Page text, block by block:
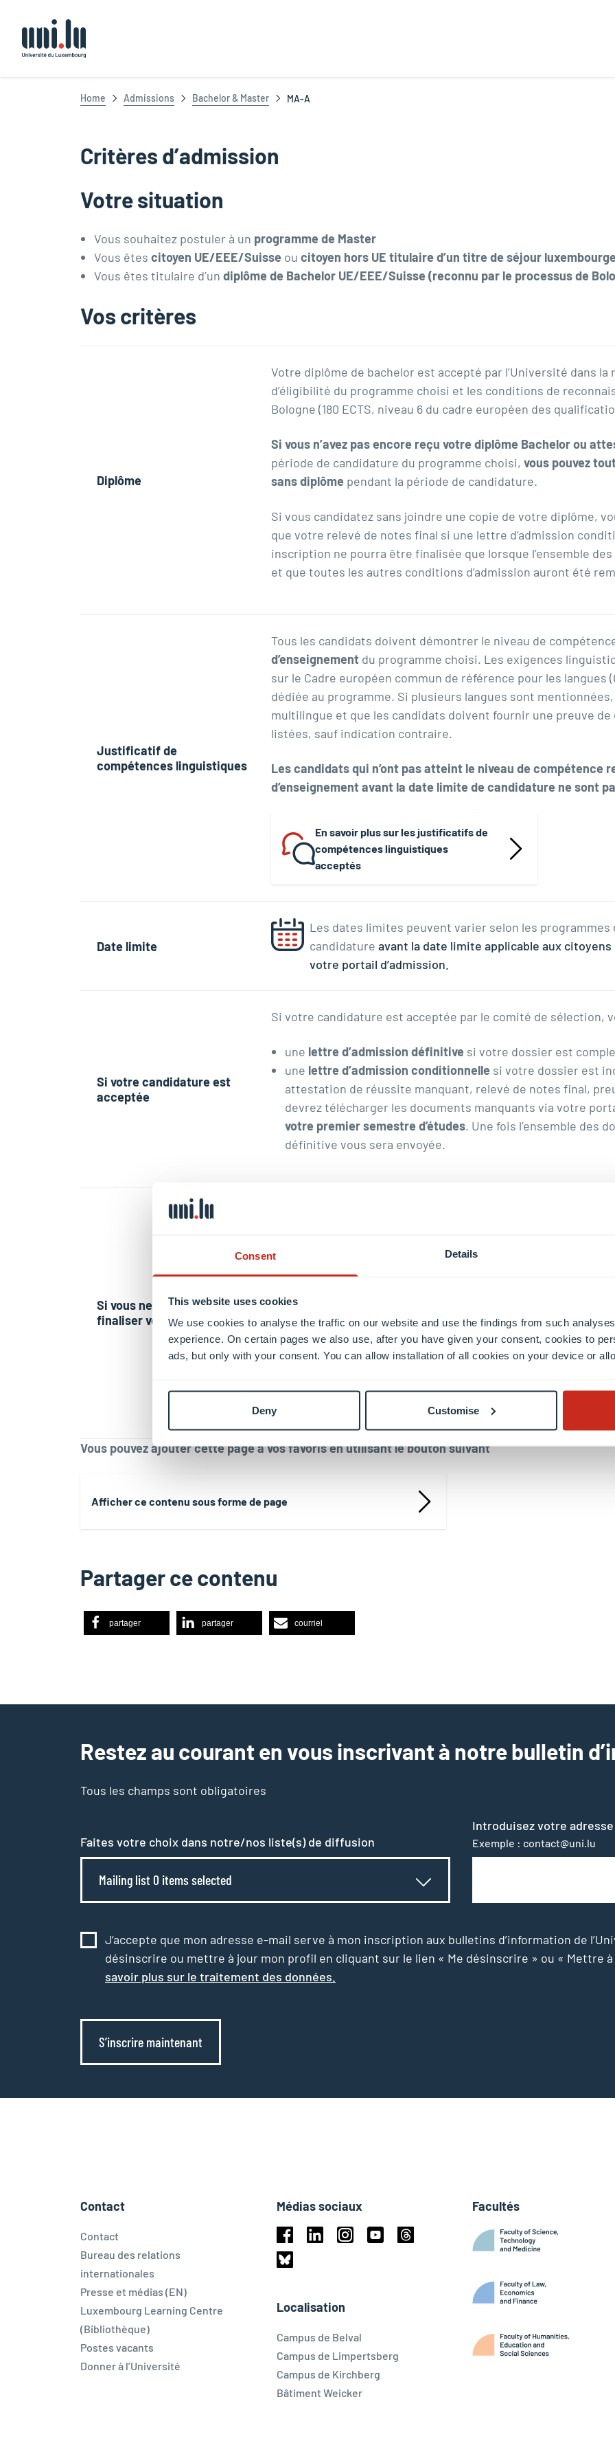
Consent Details
This website uses cookies
We use cookies to analyse the traffic on our website and use the findings from such
experience. On certain pages we also use, after you have given your consent, cookies to
ads, but only with your consent. You can allow installation of all cookies on your device or
Deny Customise
Home Admissions Bachelor & Master MA-A
Critères d’admission
Votre situation
Vous souhaitez postuler à un programme de Master
Vous êtes citoyen UE/EEE/Suisse ou citoyen hors UE titulaire d’un titre de séjour
Vous êtes titulaire d’un diplôme de Bachelor UE/EEE/Suisse(reconnu par le processus de
Vos critères
Diplôme
Votre diplôme de bachelor est accepté par l’Université dans
d’éligibilité du programme choisi et les conditions de
Bologne (180 ECTS, niveau 6 du cadre européen des
Si vous n’avez pas encore reçu votre diplôme Bachelor ou
période de candidature du programme choisi, vous pouvez
sans diplôme pendant la période de candidature.
Si vous candidatez sans joindre une copie de votre diplôme,
que votre relevé de notes final si une lettre d’admission
inscription ne pourra être finalisée que lorsque l’ensemble
et que toutes les autres conditions d’admission auront été
Justificatif de
compétences linguistiques
Tous les candidats doivent démontrer le niveau de
d’enseignementdu programme choisi. Les exigences
sur le Cadre européen commun de référence pour les langues
dédiée au programme. Si plusieurs langues sont
multilingue et que les candidats doivent fournir une preuve
listées, sauf indication contraire.
Les candidats qui n’ont pas atteint le niveau de compétence
d’enseignement avant la date limite de candidature ne sont
En savoir plus sur les justificatifs de
compétences linguistiques
acceptés
Date limite
Les dates limites peuvent varier selon les programmes
candidature avant la date limite applicable aux
votre portail d’admission.
Si votre candidature est
acceptée
Si votre candidature est acceptée par le comité de sélection,
une lettre d’admission définitivesi votre dossier est
une lettre d’admission conditionnellesi votre dossier est
attestation de réussite manquant, relevé de notes final,
devrez télécharger les documents manquants via votre
votre premier semestre d’études. Une fois l’ensemble des
définitive vous sera envoyée.
Si vous ne pouvez pas
finaliser votre inscription
Toute inscription non finalisée ne peut pas être reportée
vous ne pouvez pas finaliser votre inscription, vous devrez
avec un nouveau matricule étudiant et télécharger à nouveau
soumis aux règles en vigueur au moment de votre nouvelle
de candidature et les critères d’éligibilité.
L’acceptation d’une candidature pour une année académique
années suivantes.
Vous pouvez ajouter cette page à vos favoris en utilisant le bouton suivant
Afficher ce contenu sous forme de page
Partager ce contenu
partager partager courriel
Restez au courant en vous inscrivant à notre bulletin
Tous les champs sont obligatoires
Faites votre choix dans notre/nos liste(s) de diffusion
Mailing list 0 items selected
Introduisez votre
Exemple : contact@uni.lu
J’accepte que mon adresse e-mail serve à mon inscription aux bulletins d’information de
désinscrire ou mettre à jour mon profil en cliquant sur le lien « Me désinscrire » ou « Mettre
savoir plus sur le traitement des données.
S’inscrire maintenant
Contact
Contact
Bureau des relations
internationales
Presse et médias (EN)
Luxembourg Learning Centre
(Bibliothèque)
Postes vacants
Donner à l’Université
Médias sociaux
Facebook
Localisation
Campus de Belval
Campus de Limpertsberg
Campus de Kirchberg
Bâtiment Weicker
Facultés